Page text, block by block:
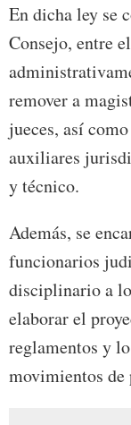
En dicha ley se
Consejo, entre
remover a
jueces, así
auxiliares
y técnico.
Además, se
funcionarios
disciplinario a
elaborar el
reglamentos y
movimientos de